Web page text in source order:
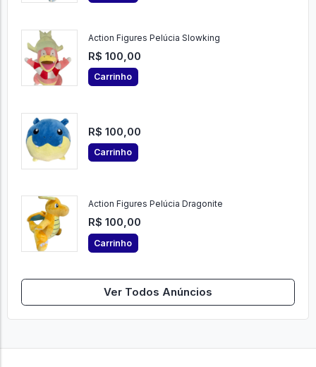
Action Figures Pelúcia Slowking
R$ 100,00
Carrinho
R$ 100,00
Carrinho
Action Figures Pelúcia Dragonite
R$ 100,00
Carrinho
Ver Todos Anúncios